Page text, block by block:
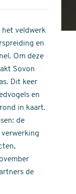
het veldwerk
en
Om deze
Sovon
Dit keer
en
in kaart.
de
de